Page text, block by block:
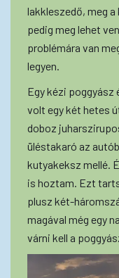
lakkleszedő, meg
pedig meg lehet
problémára van
legyen.
Egy kézi poggyász
volt egy két hetes
doboz
üléstakaró az
kutyakeksz mellé.
is hoztam. Ezt
plusz két-
magával még egy
várni kell a